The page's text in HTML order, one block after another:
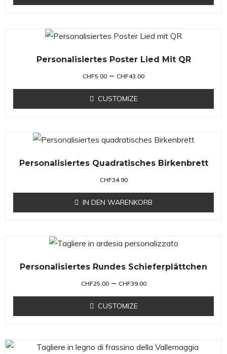
Personalisiertes Poster Lied Mit QR
CHF5.00 – CHF43.00
CUSTOMIZE
Personalisiertes Quadratisches Birkenbrett
CHF34.90
IN DEN WARENKORB
Personalisiertes Rundes Schieferplättchen
CHF25.00 – CHF39.00
CUSTOMIZE